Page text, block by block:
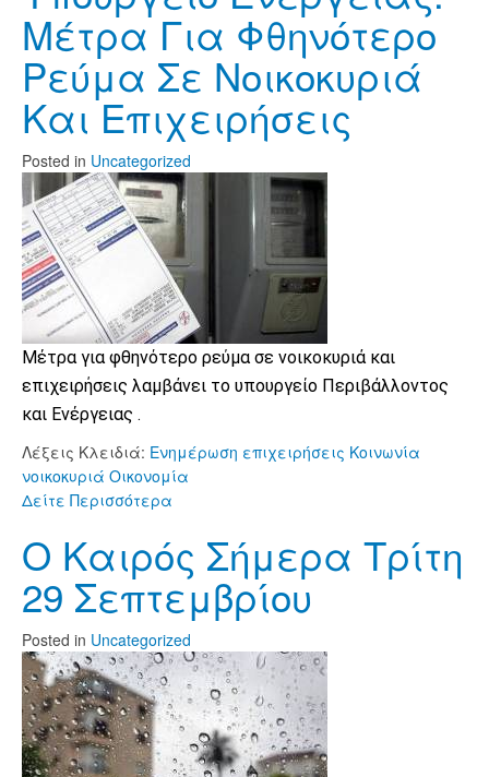
Μέτρα Για Φθηνότερο
Ρεύμα Σε Νοικοκυριά
Και Επιχειρήσεις
Posted in Uncategorized
Μέτρα για φθηνότερο ρεύμα σε νοικοκυριά και
επιχειρήσεις λαμβάνει το υπουργείο Περιβάλλοντος
και Ενέργειας .
Λέξεις Κλειδιά: Ενημέρωση επιχειρήσεις Κοινωνία
νοικοκυριά Οικονομία
Δείτε Περισσότερα
Ο Καιρός Σήμερα Τρίτη
29 Σεπτεμβρίου
Posted in Uncategorized